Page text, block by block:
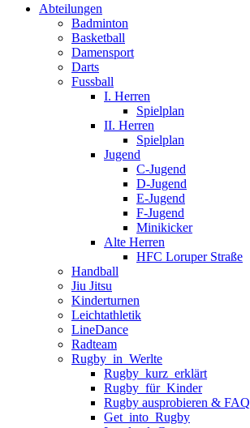
Abteilungen
Badminton
Basketball
Damensport
Darts
Fussball
I. Herren
Spielplan
II. Herren
Spielplan
Jugend
C-Jugend
D-Jugend
E-Jugend
F-Jugend
Minikicker
Alte Herren
HFC Loruper Straße
Handball
Jiu Jitsu
Kinderturnen
Leichtathletik
LineDance
Radteam
Rugby_in_Werlte
Rugby_kurz_erklärt
Rugby_für_Kinder
Rugby ausprobieren & FAQ
Get_into_Rugby